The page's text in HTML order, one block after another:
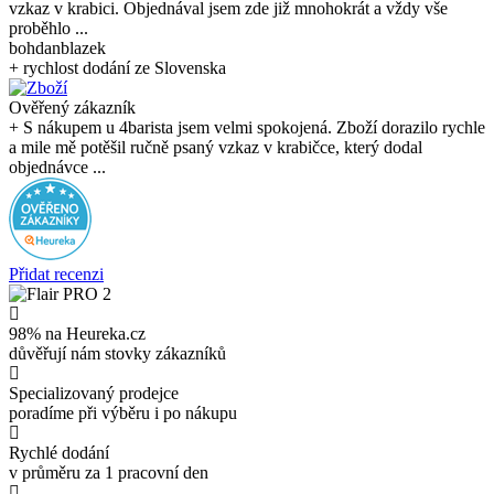
vzkaz v krabici. Objednával jsem zde již mnohokrát a vždy vše
proběhlo ...
bohdanblazek
+ rychlost dodání ze Slovenska
Ověřený zákazník
+ S nákupem u 4barista jsem velmi spokojená. Zboží dorazilo rychle
a mile mě potěšil ručně psaný vzkaz v krabičce, který dodal
objednávce ...
Přidat recenzi
98% na Heureka.cz
důvěřují nám stovky zákazníků
Specializovaný prodejce
poradíme při výběru i po nákupu
Rychlé dodání
v průměru za 1 pracovní den